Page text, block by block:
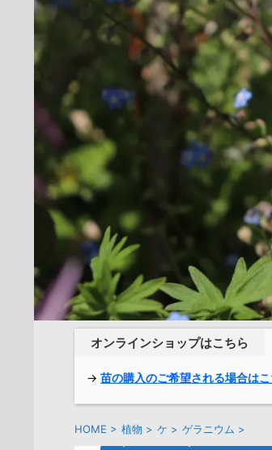
オンラインショップはこちら
→ 苗の購入のご希望される場合は
HOME > 植物 > ケ > ゲラニウム >